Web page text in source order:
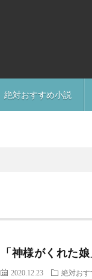
絶対おすすめ小説
「神様がくれた
2020.12.23
絶対おす